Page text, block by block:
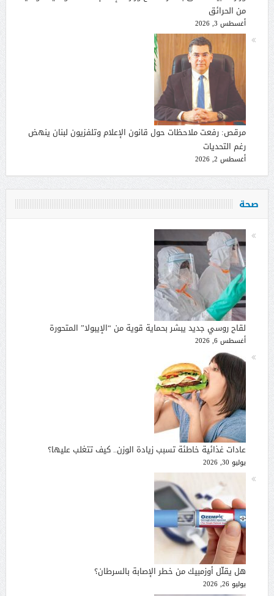
من الحرائق
أغسطس 3, 2026
مرقص: رفعت ملاحظات حول قانون الإعلام وتلفزيون لبنان ينهض
رغم التحديات
أغسطس 2, 2026
صحة
لقاح روسي جديد يبشر بحماية قوية من “الإيبولا” المتحورة
أغسطس 6, 2026
عادات غذائية خاطئة تسبب زيادة الوزن.. كيف تتغلب عليها؟
يوليو 30, 2026
هل يقلّل أوزمبيك من خطر الإصابة بالسرطان؟
يوليو 26, 2026